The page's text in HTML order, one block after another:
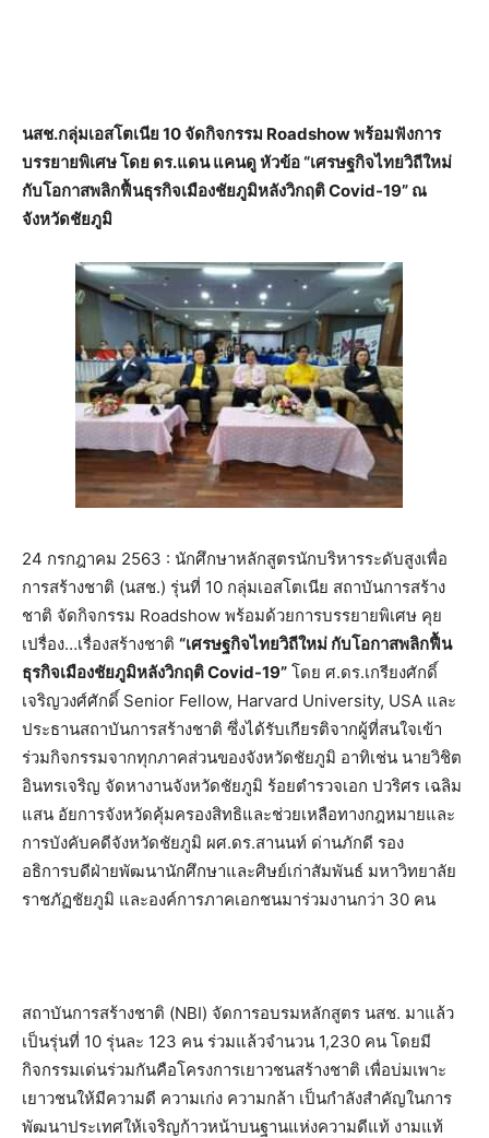
นสช.กลุ่มเอสโตเนีย 10 จัดกิจกรรม Roadshow พร้อมฟังการ
บรรยายพิเศษ โดย ดร.แดน แคนดู หัวข้อ “เศรษฐกิจไทยวิถีใหม่
กับโอกาสพลิกฟื้นธุรกิจเมืองชัยภูมิหลังวิกฤติ Covid-19” ณ
จังหวัดชัยภูมิ
24 กรกฎาคม 2563 : นักศึกษาหลักสูตรนักบริหารระดับสูงเพื่อ
การสร้างชาติ (นสช.) รุ่นที่ 10 กลุ่มเอสโตเนีย สถาบันการสร้าง
ชาติ จัดกิจกรรม Roadshow พร้อมด้วยการบรรยายพิเศษ คุย
เปรื่อง…เรื่องสร้างชาติ “เศรษฐกิจไทยวิถีใหม่ กับโอกาสพลิกฟื้น
ธุรกิจเมืองชัยภูมิหลังวิกฤติ Covid-19” โดย ศ.ดร.เกรียงศักดิ์
เจริญวงศ์ศักดิ์ Senior Fellow, Harvard University, USA และ
ประธานสถาบันการสร้างชาติ ซึ่งได้รับเกียรติจากผู้ที่สนใจเข้า
ร่วมกิจกรรมจากทุกภาคส่วนของจังหวัดชัยภูมิ อาทิเช่น นายวิชิต
อินทรเจริญ จัดหางานจังหวัดชัยภูมิ ร้อยตำรวจเอก ปวริศร เฉลิม
แสน อัยการจังหวัดคุ้มครองสิทธิและช่วยเหลือทางกฎหมายและ
การบังคับคดีจังหวัดชัยภูมิ ผศ.ดร.สานนท์ ด่านภักดี รอง
อธิการบดีฝ่ายพัฒนานักศึกษาและศิษย์เก่าสัมพันธ์ มหาวิทยาลัย
ราชภัฏชัยภูมิ และองค์การภาคเอกชนมาร่วมงานกว่า 30 คน
สถาบันการสร้างชาติ (NBI) จัดการอบรมหลักสูตร นสช. มาแล้ว
เป็นรุ่นที่ 10 รุ่นละ 123 คน ร่วมแล้วจำนวน 1,230 คน โดยมี
กิจกรรมเด่นร่วมกันคือโครงการเยาวชนสร้างชาติ เพื่อบ่มเพาะ
เยาวชนให้มีความดี ความเก่ง ความกล้า เป็นกำลังสำคัญในการ
พัฒนาประเทศให้เจริญก้าวหน้าบนฐานแห่งความดีแท้ งามแท้